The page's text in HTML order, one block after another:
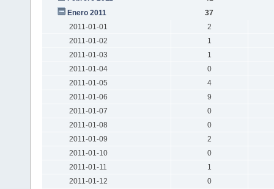
Enero 2011
37
2011-01-01
2
2011-01-02
1
2011-01-03
1
2011-01-04
0
2011-01-05
4
2011-01-06
9
2011-01-07
0
2011-01-08
0
2011-01-09
2
2011-01-10
0
2011-01-11
1
2011-01-12
0